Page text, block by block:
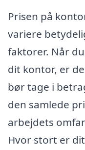
Prisen på
variere
faktorer. Når
dit kontor, er
bør tage i
den samlede
arbejdets
Hvor stort er